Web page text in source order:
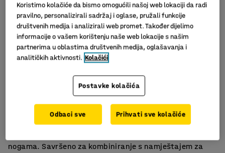
Stabilna konstrukcija
Izdržljiv laminat
Ravna ploča stola
nogama. Savršeno za kombiniranje s namještajem za
Koristimo kolačiće da bismo omogućili našoj web lokaciji da radi
pravilno, personalizirali sadržaj i oglase, pružali funkcije
društvenih medija i analizirali web promet. Također dijelimo
informacije o vašem korištenju naše web lokacije s našim
partnerima u oblastima društvenih medija, oglašavanja i
analitičkih aktivnosti. Kolačići
Postavke kolačića
Odbaci sve Prihvati sve kolačiće